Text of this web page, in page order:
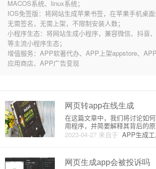
MACOS系统、linux系统；
IOS免签版：将网站生成苹果书签，在苹果手机桌面
无需签名，无需上架，不限制安装人数；
小程序生态：将网站生成小程序，兼容微信、抖音
等主流小程序生态；
增值服务：APP软著代办、APP上架appstore、
应用商店、APP广告变现
网页转app在线生成
2023-04-27 来自于 APP生成
在这篇文章中，我们将讨论如
用程序，并简要解释其背后的
生成：原理许多在线工具和平台
换为移动应用程序，这些工具
网页的技
网页生成app会被投诉吗